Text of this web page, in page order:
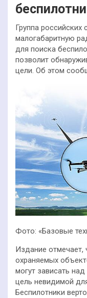
Группа российских
малогабаритную
для поиска
позволит
цели. Об этом
Фото: «Базовые
Издание
охраняемых
могут зависать
цель невидимой
Беспилотники